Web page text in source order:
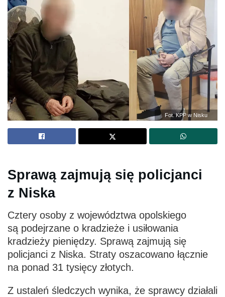
Fot. KPP w Nisku
Sprawą zajmują się policjanci
z Niska
Cztery osoby z województwa opolskiego
są podejrzane o kradzieże i usiłowania
kradzieży pieniędzy. Sprawą zajmują się
policjanci z Niska. Straty oszacowano łącznie
na ponad 31 tysięcy złotych.
Z ustaleń śledczych wynika, że sprawcy działali